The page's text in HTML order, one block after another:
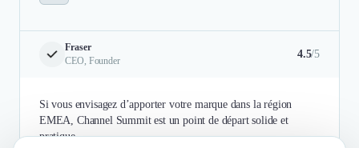
Fraser
CEO, Founder
4.5/5
Si vous envisagez d’apporter votre marque dans la région
EMEA, Channel Summit est un point de départ solide et
pratique.